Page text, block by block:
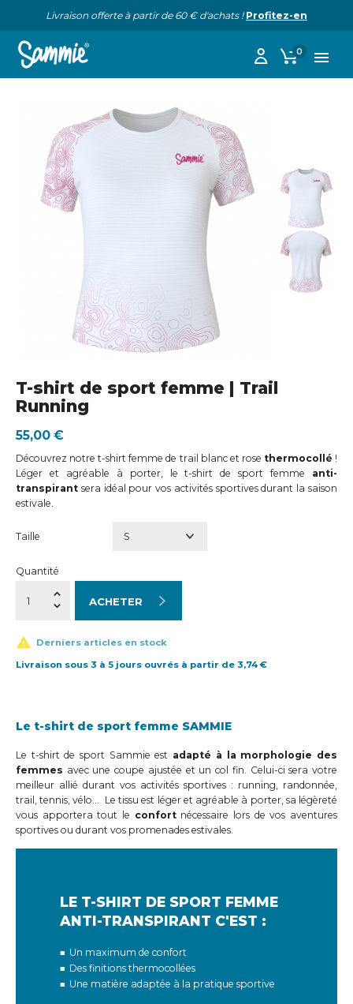
Livraison offerte à partir de 60 € d'achats ! Profitez-en

0
T-shirt de sport femme | Trail
Running
55,00 €
Découvrez notre t-shirt femme de trail blanc et rose thermocollé !
Léger et agréable à porter, le t-shirt de sport femme anti-
transpirant sera idéal pour vos activités sportives durant la saison
estivale.
Taille
Quantité
ACHETER
 Derniers articles en stock
Livraison sous 3 à 5 jours ouvrés à partir de 3,74 €
Le t-shirt de sport femme SAMMIE
Le t-shirt de sport Sammie est adapté à la morphologie des
femmes avec une coupe ajustée et un col fin. Celui-ci sera votre
meilleur allié durant vos activités sportives : running, randonnée,
trail, tennis, vélo… Le tissu est léger et agréable à porter, sa légèreté
vous apportera tout le confortnécessaire lors de vos aventures
sportives ou durant vos promenades estivales.
LE T-SHIRT DE SPORT FEMME
ANTI-TRANSPIRANT C'EST :
Un maximum de confort
Des finitions thermocollées
Une matière adaptée à la pratique sportive